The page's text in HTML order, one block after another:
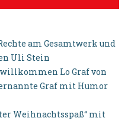
am Gesamtwerk und
Uli Stein
Lo Graf von
Graf mit Humor
Weihnachtsspaß“ mit